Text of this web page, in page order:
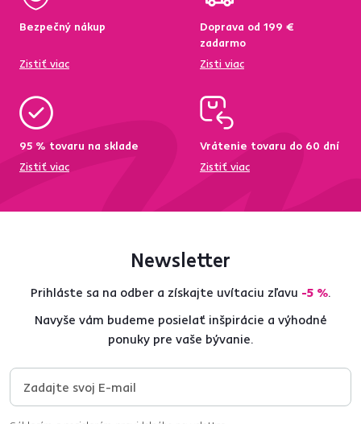
Bezpečný nákup
Zistiť viac
Doprava od 199 €
zadarmo
Zisti viac
95 % tovaru na sklade
Zistiť viac
Vrátenie tovaru do 60 dní
Zistiť viac
Newsletter
Prihláste sa na odber a získajte uvítaciu zľavu -5 %.
Navyše vám budeme posielať inšpirácie a výhodné
ponuky pre vaše bývanie.